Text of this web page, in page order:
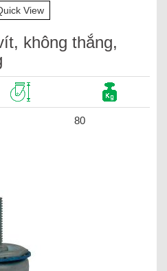
View
không thắng,
80